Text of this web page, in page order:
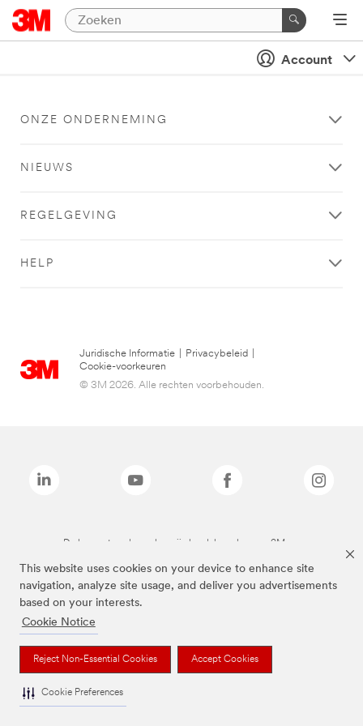
This website uses cookies on your device to enhance site
navigation, analyze site usage, and deliver you advertisements
based on your interests.
Cookie Notice
Reject Non-Essential Cookies Accept Cookies
Cookie Preferences
Account
ONZE ONDERNEMING
NIEUWS
REGELGEVING
HELP
Juridische Informatie Privacybeleid
Cookie-voorkeuren
© 3M 2026. Alle rechten voorbehouden.
De bovenstaande merken zijn handelsmerken van 3M.we